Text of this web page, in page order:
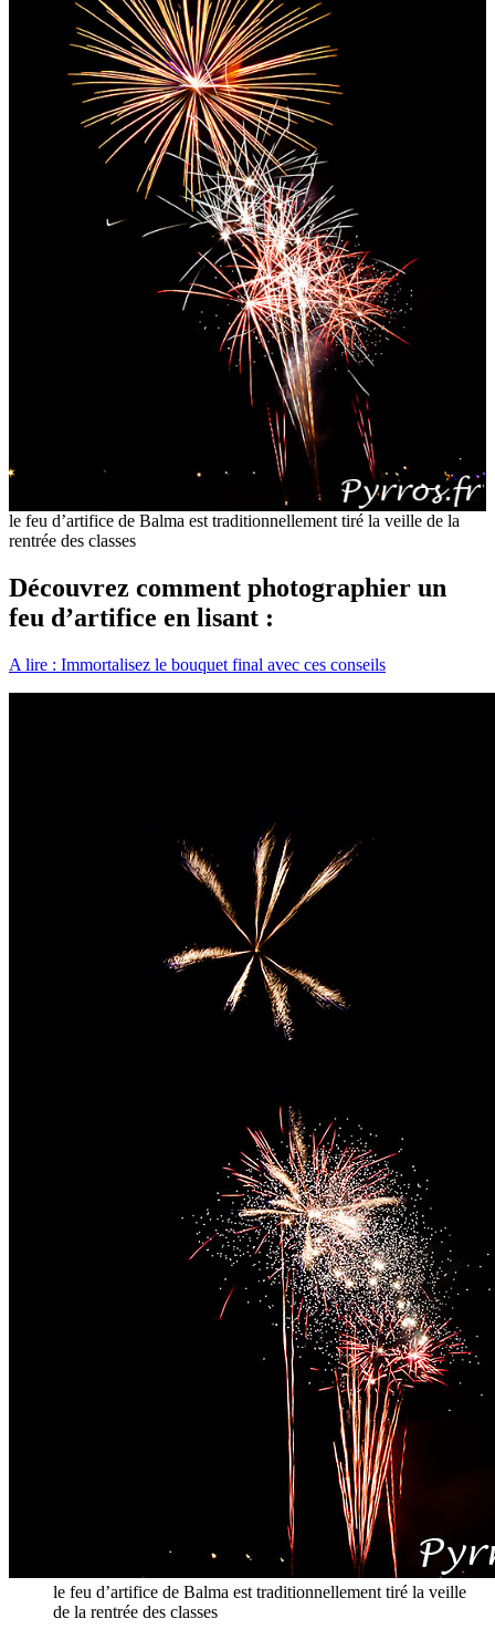
le feu d’artifice de Balma est traditionnellement tiré la veille de la
rentrée des classes
Découvrez comment photographier un
feu d’artifice en lisant :
A lire : Immortalisez le bouquet final avec ces conseils
le feu d’artifice de Balma est traditionnellement tiré la veille
de la rentrée des classes